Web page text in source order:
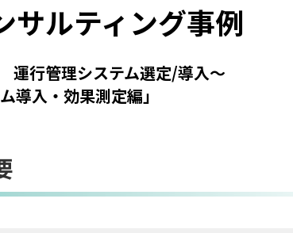
サルティング事例
行管理システム選定/導入～
導入・効果測定編」